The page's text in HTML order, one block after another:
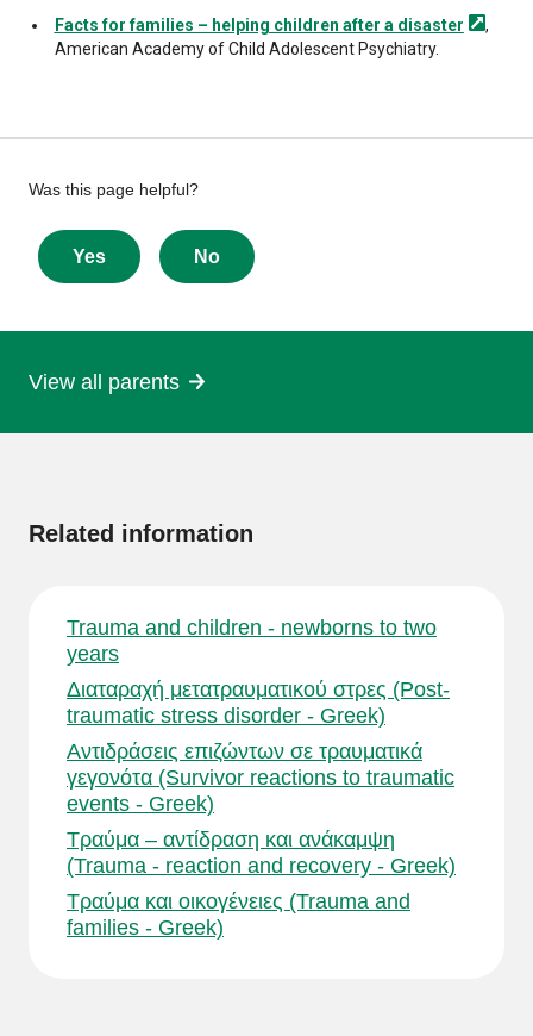
Facts for families – helping children after a disaster
,
American Academy of Child Adolescent Psychiatry.
Give
feedback
about
this
Was this page helpful?
Yes No
View all parents
Related information
Trauma and children - newborns to two
years
Διαταραχή μετατραυματικού στρες (Post-
traumatic stress disorder - Greek)
Αντιδράσεις επιζώντων σε τραυματικά
γεγονότα (Survivor reactions to traumatic
events - Greek)
Τραύμα – αντίδραση και ανάκαμψη
(Trauma - reaction and recovery - Greek)
Τραύμα και οικογένειες (Trauma and
families - Greek)